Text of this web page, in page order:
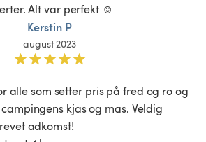
Alt var perfekt ☺️
Kerstin P
august 2023
alle som setter pris på fred og ro og
kjas og mas. Veldig
adkomst!